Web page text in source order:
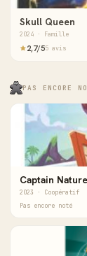
Skull Queen
2024 · Famille
2,7/55 avis
PAS ENCORE
Captain Nature
2023 · Coopératif
Pas encore noté